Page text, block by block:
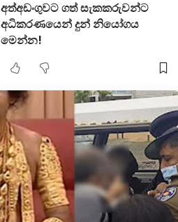
අත්අඩංගුවට ගත් සැකකරුවන්ට
අධිකරණයෙන් දුන් නියෝගය
මෙන්න!